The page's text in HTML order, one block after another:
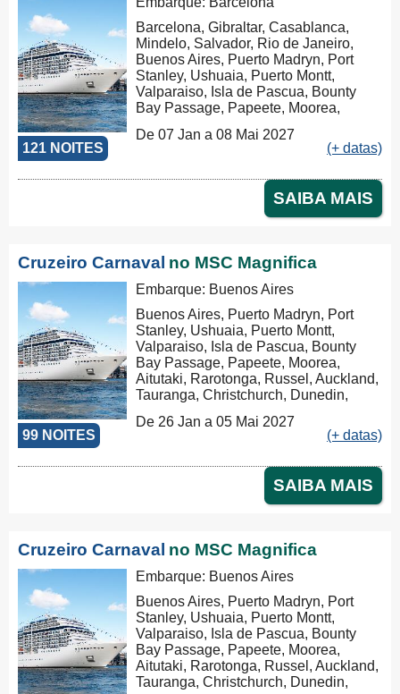
121 NOITES
Barcelona, Gibraltar, Casablanca,
Mindelo, Salvador, Rio de Janeiro,
Buenos Aires, Puerto Madryn, Port
Stanley, Ushuaia, Puerto Montt,
Valparaiso, Isla de Pascua, Bounty
Bay Passage, Papeete, Moorea,
Tauranga, Christchurch, Dunedin,
Milford Sound, Hobart, Sydney,
Honolulu, Hilo, Los Angeles, Cabo
San Lucas, Puntarenas, Balboa,
Panama Canal, La Romana, Tortola,
Nápoles, Civitavecchia, Genova,
Marseille, Tarragona
De 07 Jan a 08 Mai 2027
(+ datas)
SAIBA MAIS
Cruzeiro Carnaval no MSC Magnifica
99 NOITES
Embarque: Buenos Aires
Buenos Aires, Puerto Madryn, Port
Stanley, Ushuaia, Puerto Montt,
Valparaiso, Isla de Pascua, Bounty
Bay Passage, Papeete, Moorea,
Aitutaki, Rarotonga, Russel, Auckland,
Tauranga, Christchurch, Dunedin,
Nouméa, Luganville, Apia, Pago Pago,
Honolulu, Hilo, Los Angeles, Cabo
Panama Canal, La Romana, Tortola,
Philipsburg, Las Palmas, Ibiza,
Nápoles, Civitavecchia
De 26 Jan a 05 Mai 2027
(+ datas)
SAIBA MAIS
Cruzeiro Carnaval no MSC Magnifica
Embarque: Buenos Aires
Buenos Aires, Puerto Madryn, Port
Stanley, Ushuaia, Puerto Montt,
Valparaiso, Isla de Pascua, Bounty
Bay Passage, Papeete, Moorea,
Aitutaki, Rarotonga, Russel, Auckland,
Tauranga, Christchurch, Dunedin,